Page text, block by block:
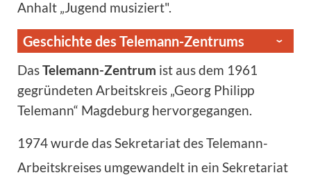
Anhalt „Jugend musiziert".
Geschichte des Telemann-Zentrums
DasTelemann-Zentrum ist aus dem 1961
gegründeten Arbeitskreis „Georg Philipp
Telemann“ Magdeburg hervorgegangen.
1974 wurde das Sekretariat des Telemann-
Arbeitskreises umgewandelt in ein Sekretariat